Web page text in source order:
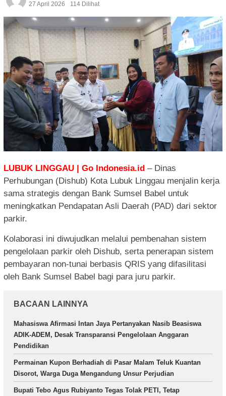
27 April 2026
114 Dilihat
LUBUK LINGGAU | Go Indonesia.id – Dinas
Perhubungan (Dishub) Kota Lubuk Linggau menjalin kerja
sama strategis dengan Bank Sumsel Babel untuk
meningkatkan Pendapatan Asli Daerah (PAD) dari sektor
parkir.
Kolaborasi ini diwujudkan melalui pembenahan sistem
pengelolaan parkir oleh Dishub, serta penerapan sistem
pembayaran non-tunai berbasis QRIS yang difasilitasi
oleh Bank Sumsel Babel bagi para juru parkir.
BACAAN LAINNYA
Mahasiswa Afirmasi Intan Jaya Pertanyakan Nasib Beasiswa
ADIK-ADEM, Desak Transparansi Pengelolaan Anggaran
Pendidikan
Permainan Kupon Berhadiah di Pasar Malam Teluk Kuantan
Disorot, Warga Duga Mengandung Unsur Perjudian
Bupati Tebo Agus Rubiyanto Tegas Tolak PETI, Tetap